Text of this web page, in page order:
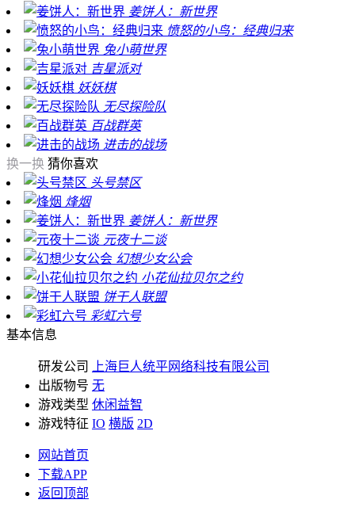
姜饼人：新世界
愤怒的小鸟：经典归来
兔小萌世界
吉星派对
妖妖棋
无尽探险队
百战群英
进击的战场
换一换 猜你喜欢
头号禁区
烽烟
姜饼人：新世界
元夜十二谈
幻想少女公会
小花仙拉贝尔之约
饼干人联盟
彩虹六号
基本信息
研发公司
上海巨人统平网络科技有限公司
出版物号 无
游戏类型 休闲益智
游戏特征 IO 横版 2D
网站首页
下载APP
返回顶部